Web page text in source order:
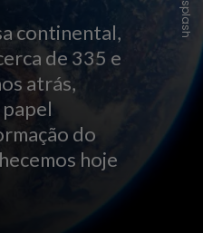
continental,
de 335 e
atrás,
do
hoje